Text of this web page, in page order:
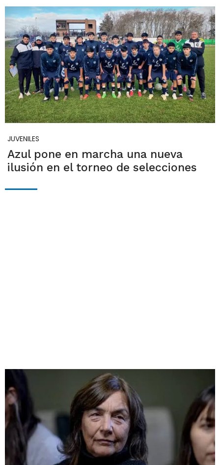
JUVENILES
Azul pone en marcha una nueva
ilusión en el torneo de selecciones